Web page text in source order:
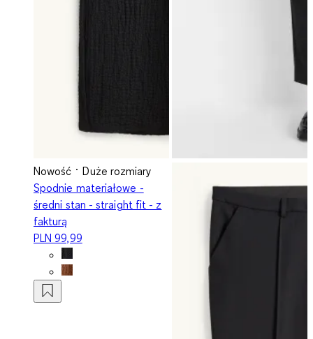
Nowość
Duże rozmiary
Spodnie materiałowe -
średni stan - straight fit - z
fakturą
PLN 99,99